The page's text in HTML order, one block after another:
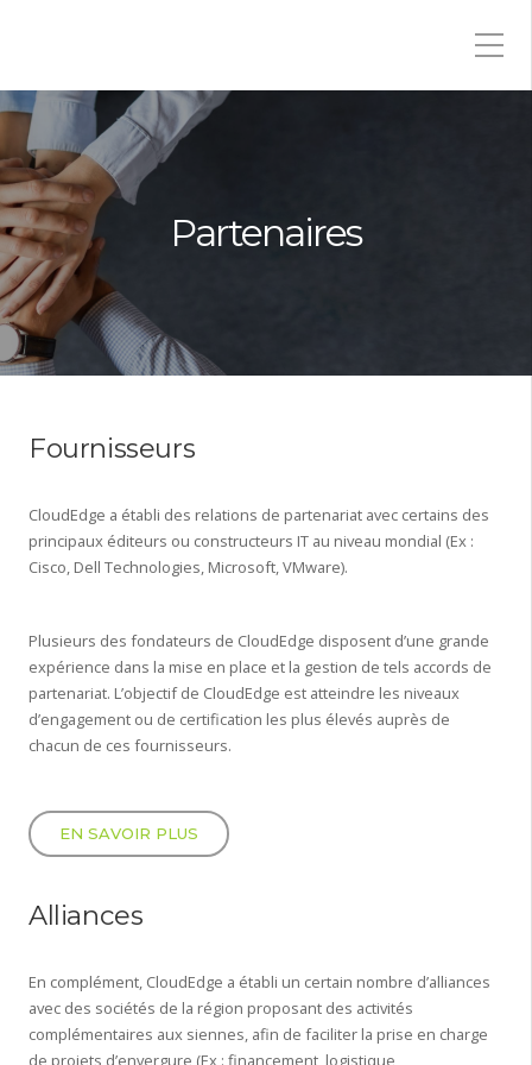
Partenaires
Fournisseurs
CloudEdge a établi des relations de partenariat avec certains des
principaux éditeurs ou constructeurs IT au niveau mondial (Ex :
Cisco, Dell Technologies, Microsoft, VMware).
Plusieurs des fondateurs de CloudEdge disposent d’une grande
expérience dans la mise en place et la gestion de tels accords de
partenariat. L’objectif de CloudEdge est atteindre les niveaux
d’engagement ou de certification les plus élevés auprès de
chacun de ces fournisseurs.
EN SAVOIR PLUS
Alliances
En complément, CloudEdge a établi un certain nombre d’alliances
avec des sociétés de la région proposant des activités
complémentaires aux siennes, afin de faciliter la prise en charge
de projets d’envergure (Ex : financement, logistique,